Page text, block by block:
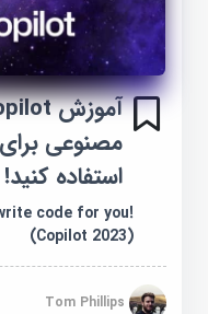
مصنوعی برای
استفاده کنید! (Copilot 2023)
code for you!
(Copilot 2023)
Tom Phillips